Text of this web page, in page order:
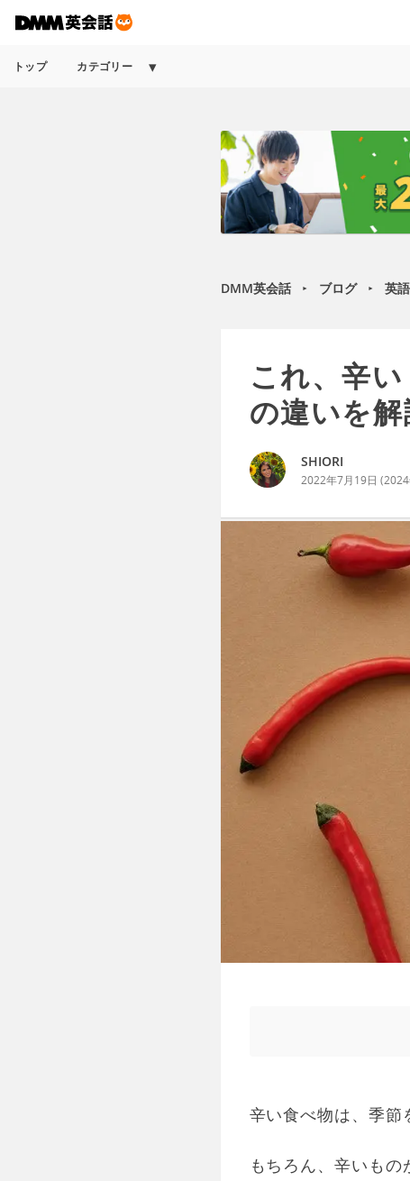
トップ カテゴリー
DMM英会話 ► ブログ ► 英
これ、辛
の違いを
SHIORI
2022年7月19日 (
辛い食べ物は、季節
もちろん、辛いも